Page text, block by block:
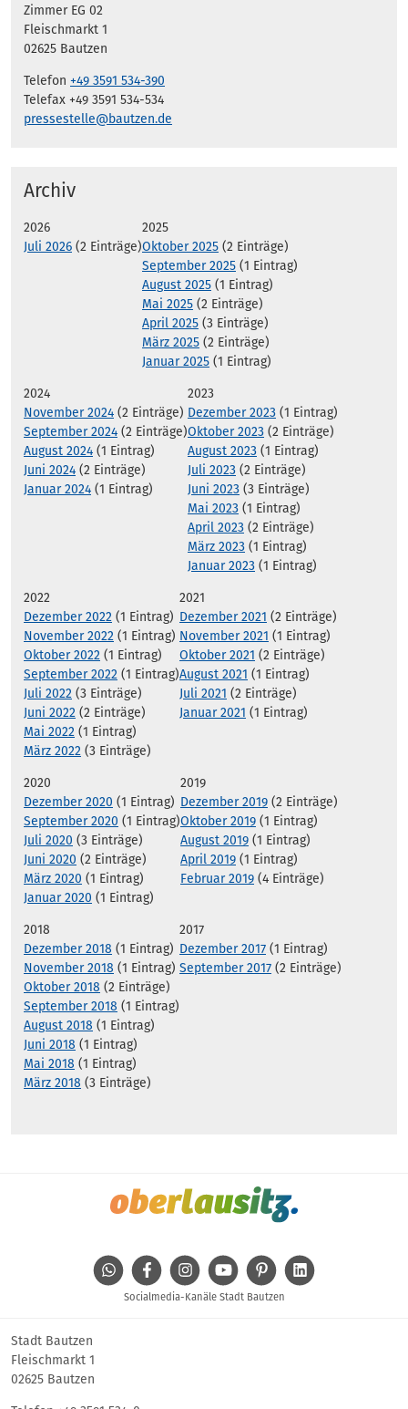
Zimmer EG 02
Fleischmarkt 1
02625 Bautzen
Telefon +49 3591 534-390
Telefax +49 3591 534-534
pressestelle@bautzen.de
Archiv
2026
Juli 2026 (2 Einträge)
2025
Oktober 2025 (2 Einträge)
September 2025 (1 Eintrag)
August 2025 (1 Eintrag)
Mai 2025 (2 Einträge)
April 2025 (3 Einträge)
März 2025 (2 Einträge)
Januar 2025 (1 Eintrag)
2024
November 2024 (2 Einträge)
September 2024 (2 Einträge)
August 2024 (1 Eintrag)
Juni 2024 (2 Einträge)
Januar 2024 (1 Eintrag)
2023
Dezember 2023 (1 Eintrag)
Oktober 2023 (2 Einträge)
August 2023 (1 Eintrag)
Juli 2023 (2 Einträge)
Juni 2023 (3 Einträge)
Mai 2023 (1 Eintrag)
April 2023 (2 Einträge)
März 2023 (1 Eintrag)
Januar 2023 (1 Eintrag)
2022
Dezember 2022 (1 Eintrag)
November 2022 (1 Eintrag)
Oktober 2022 (1 Eintrag)
September 2022 (1 Eintrag)
Juli 2022 (3 Einträge)
Juni 2022 (2 Einträge)
Mai 2022 (1 Eintrag)
März 2022 (3 Einträge)
2021
Dezember 2021 (2 Einträge)
November 2021 (1 Eintrag)
Oktober 2021 (2 Einträge)
August 2021 (1 Eintrag)
Juli 2021 (2 Einträge)
Januar 2021 (1 Eintrag)
2020
Dezember 2020 (1 Eintrag)
September 2020 (1 Eintrag)
Juli 2020 (3 Einträge)
Juni 2020 (2 Einträge)
März 2020 (1 Eintrag)
Januar 2020 (1 Eintrag)
2019
Dezember 2019 (2 Einträge)
Oktober 2019 (1 Eintrag)
August 2019 (1 Eintrag)
April 2019 (1 Eintrag)
Februar 2019 (4 Einträge)
2018
Dezember 2018 (1 Eintrag)
November 2018 (1 Eintrag)
Oktober 2018 (2 Einträge)
September 2018 (1 Eintrag)
August 2018 (1 Eintrag)
Juni 2018 (1 Eintrag)
Mai 2018 (1 Eintrag)
März 2018 (3 Einträge)
2017
Dezember 2017 (1 Eintrag)
September 2017 (2 Einträge)
WhatsAppFacebookInstagramYoutube Pinterest
Socialmedia-Kanäle Stadt Bautzen
Stadt Bautzen
Fleischmarkt 1
02625 Bautzen